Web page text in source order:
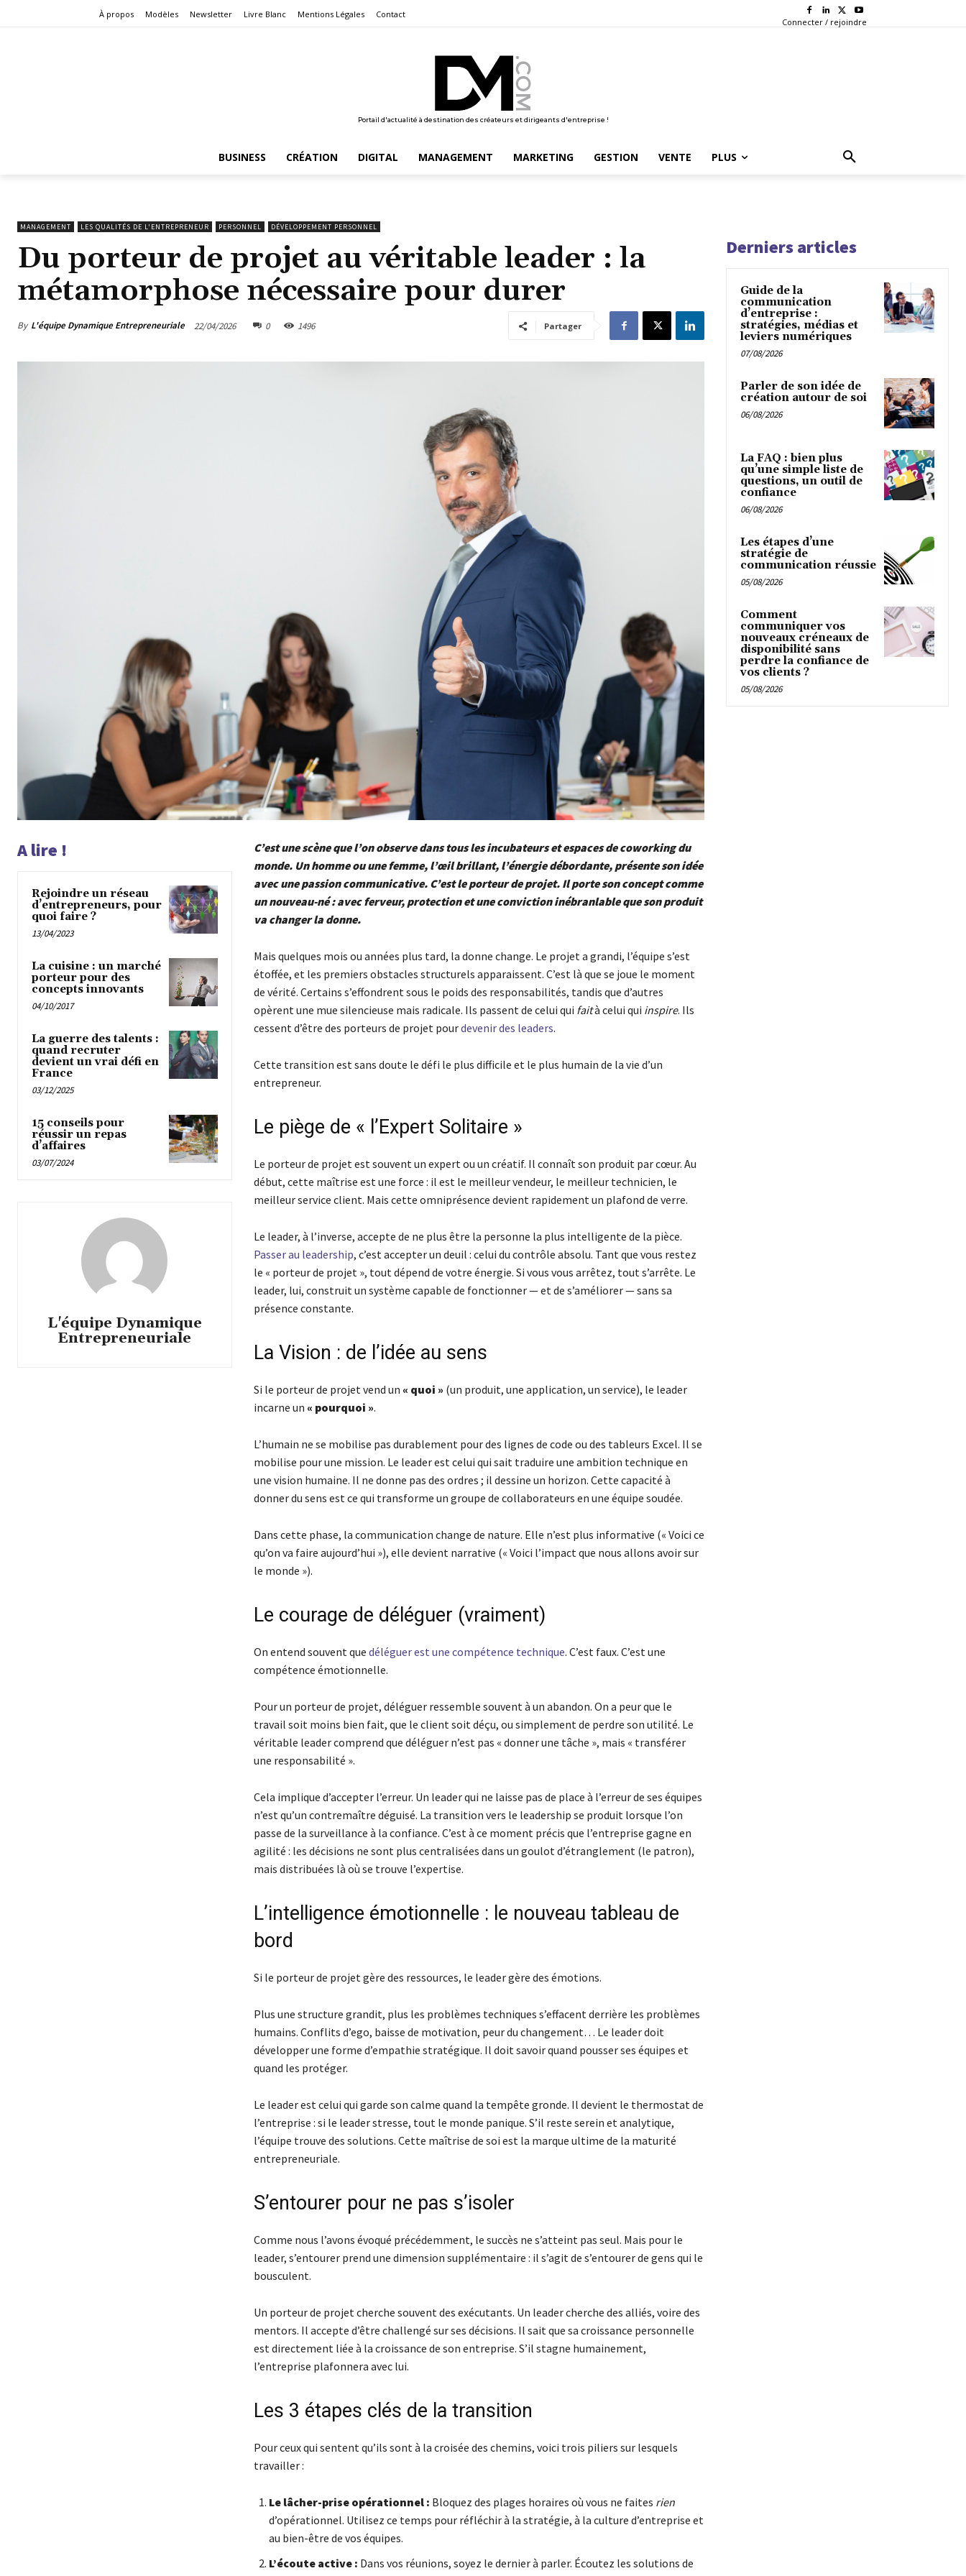
À propos Modèles Newsletter Livre Blanc Mentions Légales Contact
Connecter / rejoindre
Portail d'actualité à destination des créateurs et dirigeants d'entreprise !
BUSINESS CRÉATION DIGITAL MANAGEMENT MARKETING GESTION VENTE PLUS
MANAGEMENT LES QUALITÉS DE L'ENTREPRENEUR PERSONNEL DÉVELOPPEMENT PERSONNEL
Du porteur de projet au véritable leader : la
métamorphose nécessaire pour durer
By L'équipe Dynamique Entrepreneuriale 22/04/2026 0 1496 Partager
A lire !
Rejoindre un réseau
d’entrepreneurs, pour
quoi faire ?
13/04/2023
La cuisine : un marché
porteur pour des
concepts innovants
04/10/2017
La guerre des talents :
quand recruter
devient un vrai défi en
France
03/12/2025
15 conseils pour
réussir un repas
d’affaires
03/07/2024
L'équipe Dynamique
Entrepreneuriale
C’est une scène que l’on observe dans tous les incubateurs et espaces de coworking du
monde. Un homme ou une femme, l’œil brillant, l’énergie débordante, présente son idée
avec une passion communicative. C’est le porteur de projet. Il porte son concept comme
un nouveau-né : avec ferveur, protection et une conviction inébranlable que son produit
va changer la donne.
Mais quelques mois ou années plus tard, la donne change. Le projet a grandi, l’équipe s’est
étoffée, et les premiers obstacles structurels apparaissent. C’est là que se joue le moment
de vérité. Certains s’effondrent sous le poids des responsabilités, tandis que d’autres
opèrent une mue silencieuse mais radicale. Ils passent de celui qui faità celui qui inspire. Ils
cessent d’être des porteurs de projet pourdevenir des leaders.
Cette transition est sans doute le défi le plus difficile et le plus humain de la vie d’un
entrepreneur.
Le piège de « l’Expert Solitaire »
Le porteur de projet est souvent un expert ou un créatif. Il connaît son produit par cœur. Au
début, cette maîtrise est une force : il est le meilleur vendeur, le meilleur technicien, le
meilleur service client. Mais cette omniprésence devient rapidement un plafond de verre.
Le leader, à l’inverse, accepte de ne plus être la personne la plus intelligente de la pièce.
Passer au leadership, c’est accepter un deuil : celui du contrôle absolu. Tant que vous restez
le « porteur de projet », tout dépend de votre énergie. Si vous vous arrêtez, tout s’arrête. Le
leader, lui, construit un système capable de fonctionner — et de s’améliorer — sans sa
présence constante.
La Vision : de l’idée au sens
Si le porteur de projet vend un « quoi » (un produit, une application, un service), le leader
incarne un « pourquoi ».
L’humain ne se mobilise pas durablement pour des lignes de code ou des tableurs Excel. Il se
mobilise pour une mission. Le leader est celui qui sait traduire une ambition technique en
une vision humaine. Il ne donne pas des ordres ; il dessine un horizon. Cette capacité à
donner du sens est ce qui transforme un groupe de collaborateurs en une équipe soudée.
Dans cette phase, la communication change de nature. Elle n’est plus informative (« Voici ce
qu’on va faire aujourd’hui »), elle devient narrative (« Voici l’impact que nous allons avoir sur
le monde »).
Le courage de déléguer (vraiment)
On entend souvent que déléguer est une compétence technique. C’est faux. C’est une
compétence émotionnelle.
Pour un porteur de projet, déléguer ressemble souvent à un abandon. On a peur que le
travail soit moins bien fait, que le client soit déçu, ou simplement de perdre son utilité. Le
véritable leader comprend que déléguer n’est pas « donner une tâche », mais « transférer
une responsabilité ».
Cela implique d’accepter l’erreur. Un leader qui ne laisse pas de place à l’erreur de ses équipes
n’est qu’un contremaître déguisé. La transition vers le leadership se produit lorsque l’on
passe de la surveillance à la confiance. C’est à ce moment précis que l’entreprise gagne en
agilité : les décisions ne sont plus centralisées dans un goulot d’étranglement (le patron),
mais distribuées là où se trouve l’expertise.
L’intelligence émotionnelle : le nouveau tableau de
bord
Si le porteur de projet gère des ressources, le leader gère des émotions.
Plus une structure grandit, plus les problèmes techniques s’effacent derrière les problèmes
humains. Conflits d’ego, baisse de motivation, peur du changement… Le leader doit
développer une forme d’empathie stratégique. Il doit savoir quand pousser ses équipes et
quand les protéger.
Le leader est celui qui garde son calme quand la tempête gronde. Il devient le thermostat de
l’entreprise : si le leader stresse, tout le monde panique. S’il reste serein et analytique,
l’équipe trouve des solutions. Cette maîtrise de soi est la marque ultime de la maturité
entrepreneuriale.
S’entourer pour ne pas s’isoler
Comme nous l’avons évoqué précédemment, le succès ne s’atteint pas seul. Mais pour le
leader, s’entourer prend une dimension supplémentaire : il s’agit de s’entourer de gens qui le
bousculent.
Un porteur de projet cherche souvent des exécutants. Un leader cherche des alliés, voire des
mentors. Il accepte d’être challengé sur ses décisions. Il sait que sa croissance personnelle
est directement liée à la croissance de son entreprise. S’il stagne humainement,
l’entreprise plafonnera avec lui.
Les 3 étapes clés de la transition
Pour ceux qui sentent qu’ils sont à la croisée des chemins, voici trois piliers sur lesquels
travailler :
Le lâcher-prise opérationnel : Bloquez des plages horaires où vous ne faites rien
d’opérationnel. Utilisez ce temps pour réfléchir à la stratégie, à la culture d’entreprise et
au bien-être de vos équipes.
L’écoute active : Dans vos réunions, soyez le dernier à parler. Écoutez les solutions de
Derniers articles
Guide de la
communication
d’entreprise :
stratégies, médias et
leviers numériques
07/08/2026
Parler de son idée de
création autour de soi
06/08/2026
La FAQ : bien plus
qu’une simple liste de
questions, un outil de
confiance
06/08/2026
Les étapes d’une
stratégie de
communication réussie
05/08/2026
Comment
communiquer vos
nouveaux créneaux de
disponibilité sans
perdre la confiance de
vos clients ?
05/08/2026